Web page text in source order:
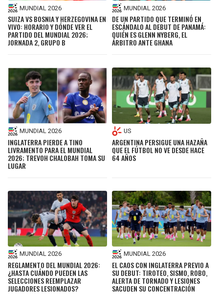
MUNDIAL 2026
SUIZA VS BOSNIA Y HERZEGOVINA EN
VIVO: HORARIO Y DÓNDE VER EL
PARTIDO DEL MUNDIAL 2026;
JORNADA 2, GRUPO B
MUNDIAL 2026
DE UN PARTIDO QUE TERMINÓ EN
ESCÁNDALO AL DEBUT DE PANAMÁ:
QUIÉN ES GLENN NYBERG, EL
ÁRBITRO ANTE GHANA
MUNDIAL 2026
INGLATERRA PIERDE A TINO
LIVRAMENTO PARA EL MUNDIAL
2026; TREVOH CHALOBAH TOMA SU
LUGAR
US
ARGENTINA PERSIGUE UNA HAZAÑA
QUE EL FÚTBOL NO VE DESDE HACE
64 AÑOS
MUNDIAL 2026
REGLAMENTO DEL MUNDIAL 2026:
¿HASTA CUÁNDO PUEDEN LAS
SELECCIONES REEMPLAZAR
JUGADORES LESIONADOS?
MUNDIAL 2026
EL CAOS CON INGLATERRA PREVIO A
SU DEBUT: TIROTEO, SISMO, ROBO,
ALERTA DE TORNADO Y LESIONES
SACUDEN SU CONCENTRACIÓN